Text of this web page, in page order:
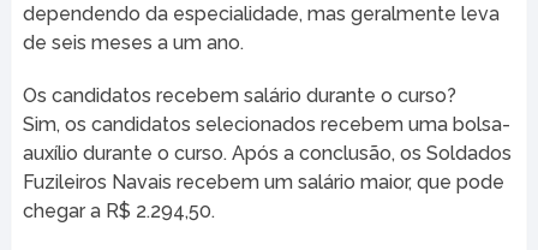
dependendo da especialidade, mas geralmente leva
de seis meses a um ano.
Os candidatos recebem salário durante o curso?
Sim, os candidatos selecionados recebem uma bolsa-
auxílio durante o curso. Após a conclusão, os Soldados
Fuzileiros Navais recebem um salário maior, que pode
chegar a R$ 2.294,50.